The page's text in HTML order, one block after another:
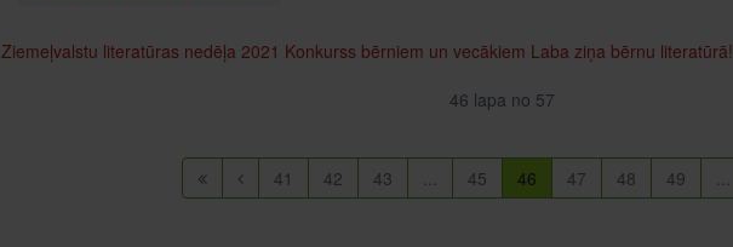
Ziemeļvalstu literatūras nedēļa 2021 Konkurss bērniem un vecākiem Laba ziņa bērnu literatūrā!
46 lapa no 57
41 42 43 ... 45 46 47 48 49 ...